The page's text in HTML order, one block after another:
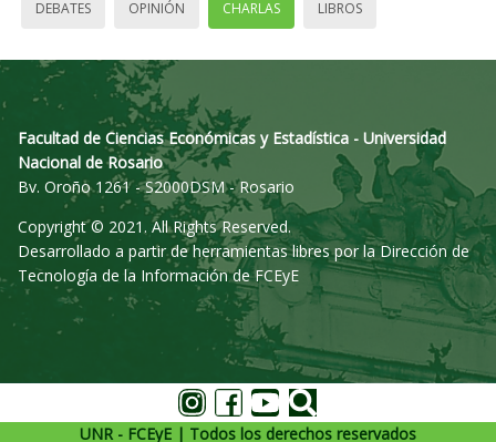
DEBATES OPINIÓN CHARLAS LIBROS
Facultad de Ciencias Económicas y Estadística - Universidad
Nacional de Rosario
Bv. Oroño 1261 - S2000DSM - Rosario
Copyright © 2021. All Rights Reserved.
Desarrollado a partir de herramientas libres por la Dirección de
Tecnología de la Información de FCEyE
UNR - FCEyE | Todos los derechos reservados